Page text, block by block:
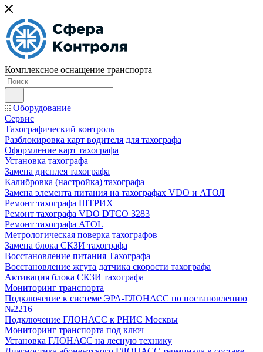
Комплексное оснащение транспорта
Оборудование
Сервис
Тахографический контроль
Разблокировка карт водителя для тахографа
Оформление карт тахографа
Установка тахографа
Замена дисплея тахографа
Калибровка (настройка) тахографа
Замена элемента питания на тахографах VDO и АТОЛ
Ремонт тахографа ШТРИХ
Ремонт тахографа VDO DTCO 3283
Ремонт тахографа ATOL
Метрологическая поверка тахографов
Замена блока СКЗИ тахографа
Восстановление питания Тахографа
Восстановление жгута датчика скорости тахографа
Активация блока СКЗИ тахографа
Мониторинг транспорта
Подключение к системе ЭРА-ГЛОНАСС по постановлению
№2216
Подключение ГЛОНАСС к РНИС Москвы
Мониторинг транспорта под ключ
Установка ГЛОНАСС на лесную технику